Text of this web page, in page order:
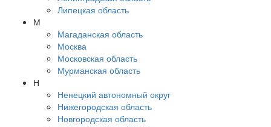
Липецкая область
М
Магаданская область
Москва
Московская область
Мурманская область
Н
Ненецкий автономный округ
Нижегородская область
Новгородская область